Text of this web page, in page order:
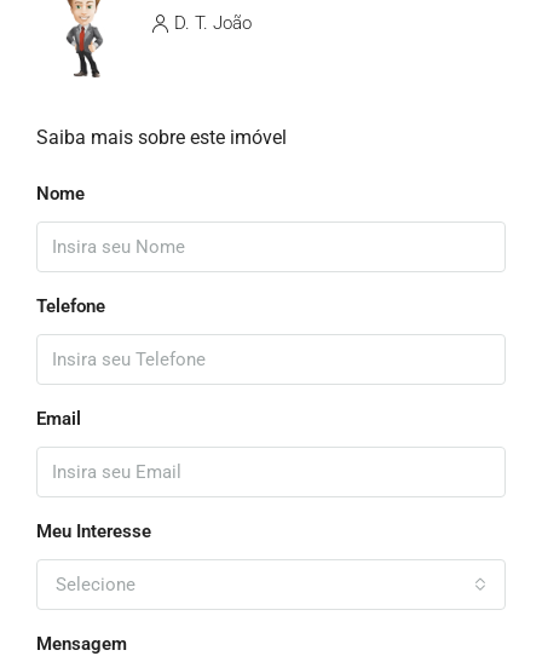
D. T. João
Saiba mais sobre este imóvel
Nome
Telefone
Email
Meu Interesse
Selecione
Mensagem